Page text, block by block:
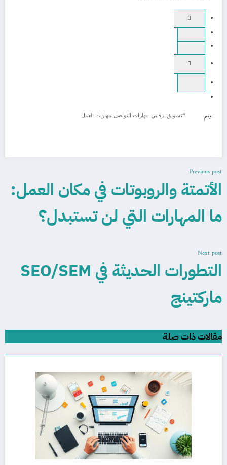
وسم #تسويق_رقمي مهارات التواصل مهارات العمل
Previous post
الأتمتة والروبوتات في مكان العمل:
ما المهارات التي لن تستبدل؟
Next post
التطورات الحديثة في SEO/SEM
ماركتينج
مقالات ذات صلة